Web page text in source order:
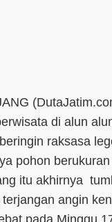
di alun
raksasa
pohon
itu akhirnya
terjangan angin